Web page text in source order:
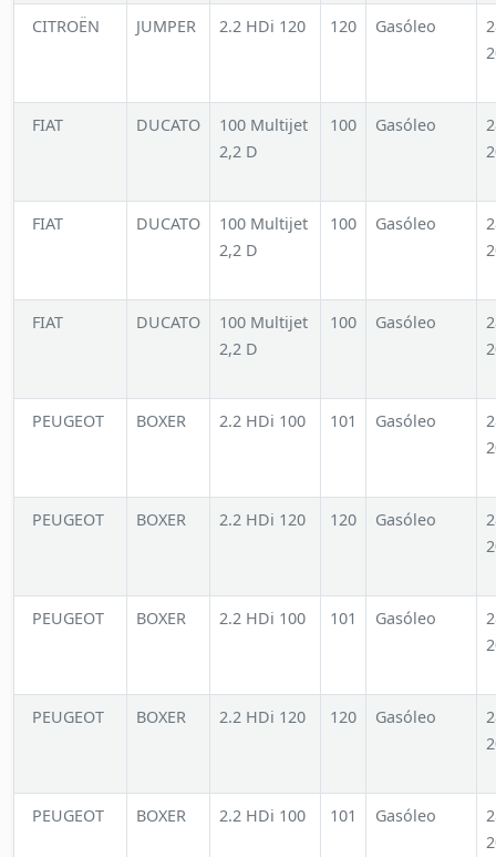
CITROËN JUMPER 2.2 HDi 120 120 Gasóleo
FIAT DUCATO
100 Multijet
2,2 D
100 Gasóleo
FIAT DUCATO
100 Multijet
2,2 D
100 Gasóleo
FIAT DUCATO
100 Multijet
2,2 D
100 Gasóleo
PEUGEOT BOXER 2.2 HDi 100 101 Gasóleo
PEUGEOT BOXER 2.2 HDi 120 120 Gasóleo
PEUGEOT BOXER 2.2 HDi 100 101 Gasóleo
PEUGEOT BOXER 2.2 HDi 120 120 Gasóleo
PEUGEOT BOXER 2.2 HDi 100 101 Gasóleo